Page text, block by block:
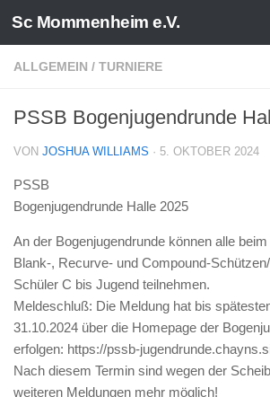
Zum Inhalt springen
Sc Mommenheim e.V.
ALLGEMEIN / TURNIERE
PSSB Bogenjugendrunde
VON JOSHUA WILLIAMS · 5. OKTOBER 2024
PSSB
Bogenjugendrunde Halle 2025
An der Bogenjugendrunde können alle
Blank-, Recurve- und Compound-
Schüler C bis Jugend teilnehmen.
Meldeschluß: Die Meldung hat bis
31.10.2024 über die Homepage der
erfolgen: https://pssb-
Nach diesem Termin sind wegen der
weiteren Meldungen mehr möglich!